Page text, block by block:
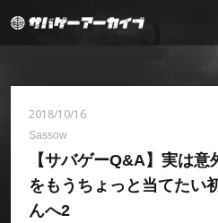
2018/10/16
Sassow
【サバゲーQ&A】実は
をもうちょっと当てたい
んへ2